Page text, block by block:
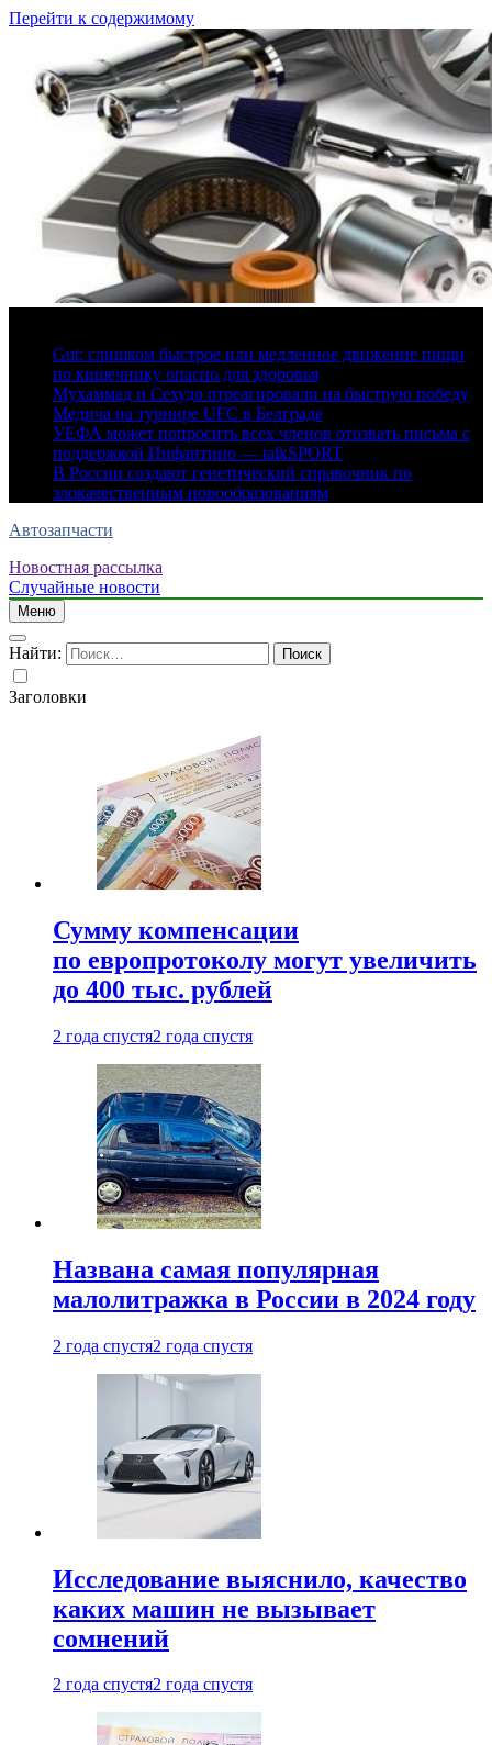
Перейти к содержимому
Gut: слишком быстрое или медленное движение пищи
по кишечнику опасно для здоровья
Мухаммад и Сехудо отреагировали на быструю победу
Медича на турнире UFC в Белграде
УЕФА может попросить всех членов отозвать письма с
поддержкой Инфантино — talkSPORT
В России создают генетический справочник по
злокачественным новообразованиям
Автозапчасти
Новостная рассылка
Случайные новости
Меню
Найти:
Заголовки
Сумму компенсации
по европротоколу могут увеличить
до 400 тыс. рублей
2 года спустя2 года спустя
Названа самая популярная
малолитражка в России в 2024 году
2 года спустя2 года спустя
Исследование выяснило, качество
каких машин не вызывает
сомнений
2 года спустя2 года спустя